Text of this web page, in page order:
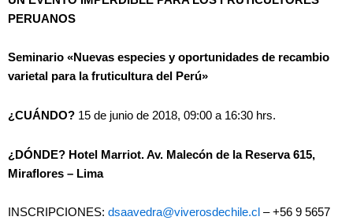
PERUANOS
Seminario «Nuevas especies​ y oportunidades​ ​de ​recambio ​
varietal para la fruticultura del Perú»
¿CUÁNDO? 15 de junio de 2018, 09:00 a 16:30 hrs.
¿DÓNDE? Hotel Marriot. Av. Malecón de la Reserva 615,
Miraflores – Lima
INSCRIPCIONES: dsaavedra@viverosdechile.cl – +56 9 5657